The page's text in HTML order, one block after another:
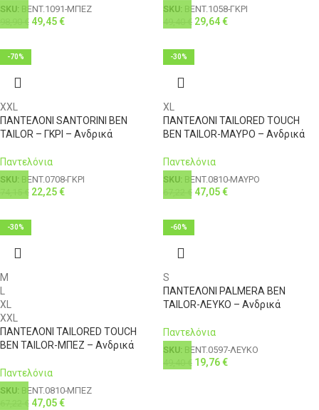
SKU: BENT.1091-ΜΠΕΖ
€ 49,45€
SKU: BENT.1058-ΓΚΡΙ
€ 29,64€
-70%
XXL
ΠΑΝΤΕΛΟΝΙ SANTORINI BEN
TAILOR – ΓΚΡΙ – Ανδρικά
Παντελόνια
SKU: BENT.0708-ΓΚΡΙ
€ 22,25€
-30%
XL
ΠΑΝΤΕΛΟΝΙ TAILORED TOUCH
BEN TAILOR-ΜΑΥΡΟ – Ανδρικά
Παντελόνια
SKU: BENT.0810-ΜΑΥΡΟ
€ 47,05€
-30%
M
XL
XXL
ΠΑΝΤΕΛΟΝΙ TAILORED TOUCH
BEN TAILOR-ΜΠΕΖ – Ανδρικά
Παντελόνια
SKU: BENT.0810-ΜΠΕΖ
€ 47,05€
-60%
S
ΠΑΝΤΕΛΟΝΙ PALMERA BEN
TAILOR-ΛΕΥΚΟ – Ανδρικά
Παντελόνια
SKU: BENT.0597-ΛΕΥΚΟ
€ 19,76€